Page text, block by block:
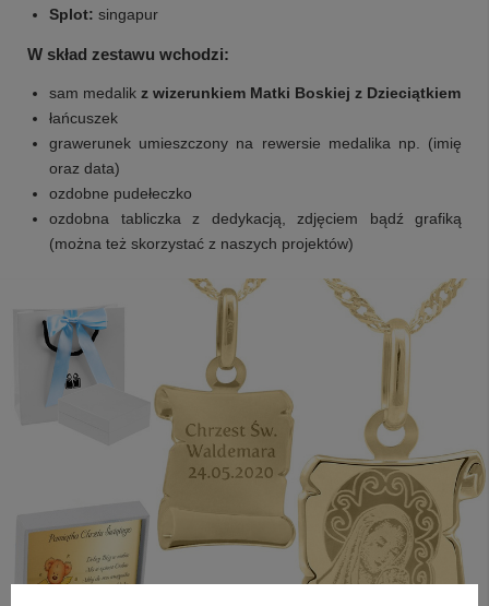
Splot: singapur
W skład zestawu wchodzi:
sam medalik z wizerunkiem Matki Boskiej z Dzieciątkiem
łańcuszek
grawerunek umieszczony na rewersie medalika np. (imię
oraz data)
ozdobne pudełeczko
ozdobna tabliczka z dedykacją, zdjęciem bądź grafiką
(można też skorzystać z naszych projektów)